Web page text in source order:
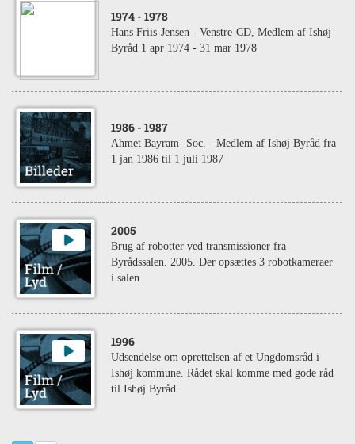
1974 - 1978
Hans Friis-Jensen - Venstre-CD, Medlem af Ishøj
Byråd 1 apr 1974 - 31 mar 1978
1986 - 1987
Ahmet Bayram- Soc. - Medlem af Ishøj Byråd fra
1 jan 1986 til 1 juli 1987
2005
Brug af robotter ved transmissioner fra
Byrådssalen. 2005. Der opsættes 3 robotkameraer
i salen
1996
Udsendelse om oprettelsen af et Ungdomsråd i
Ishøj kommune. Rådet skal komme med gode råd
til Ishøj Byråd.